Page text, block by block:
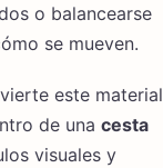
o balancearse
se mueven.
este material
de una cesta
visuales y